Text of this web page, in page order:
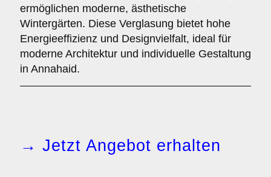
ermöglichen moderne, ästhetische
Wintergärten. Diese Verglasung bietet hohe
Energieeffizienz und Designvielfalt, ideal für
moderne Architektur und individuelle Gestaltung
in Annahaid.
→ Jetzt Angebot erhalten